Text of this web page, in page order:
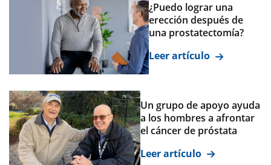
¿Puedo lograr una
erección después de
una prostatectomía?
Leer artículo
Un grupo de apoyo ayuda
a los hombres a afrontar
el cáncer de próstata
Leer artículo